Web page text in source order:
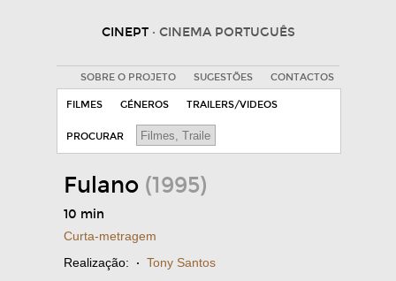
CINEPT · CINEMA PORTUGUÊS
SOBRE O PROJETO SUGESTÕES CONTACTOS
FILMES GÉNEROS TRAILERS/VIDEOS
PROCURAR
Fulano (1995)
10 min
Curta-metragem
Realização: · Tony Santos